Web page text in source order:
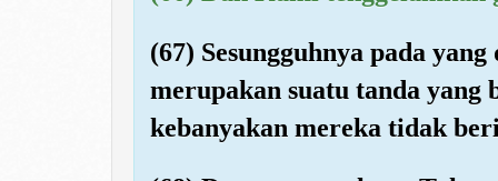
(67) Sesungguhnya pada
merupakan suatu tanda
kebanyakan mereka tidak